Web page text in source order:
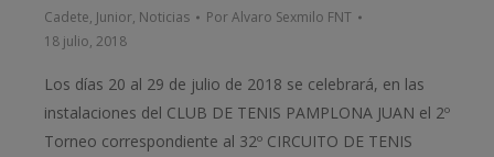
Cadete, Junior, Noticias PorAlvaro Sexmilo FNT
18 julio, 2018
Los días 20 al 29 de julio de 2018 se celebrará, en las
instalaciones del CLUB DE TENIS PAMPLONA JUAN el 2º
Torneo correspondiente al 32º CIRCUITO DE TENIS